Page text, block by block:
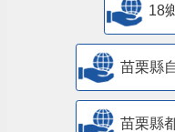
18
苗栗縣
苗栗縣